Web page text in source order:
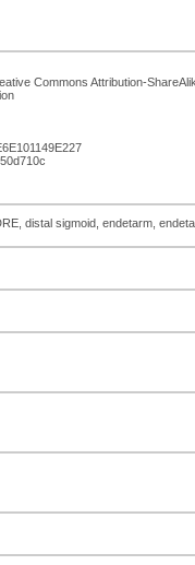
Commons Attribution-
distal sigmoid, endetarm,